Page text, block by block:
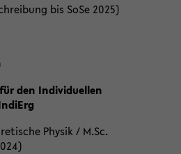
bis SoSe 2025)
den Individuellen
Physik / M.Sc.